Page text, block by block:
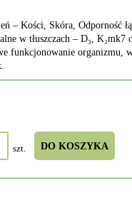
– Kości, Skóra, Odporność
w tłuszczach – D₃, K₂mk7
funkcjonowanie organizmu,
szt. DO KOSZYKA